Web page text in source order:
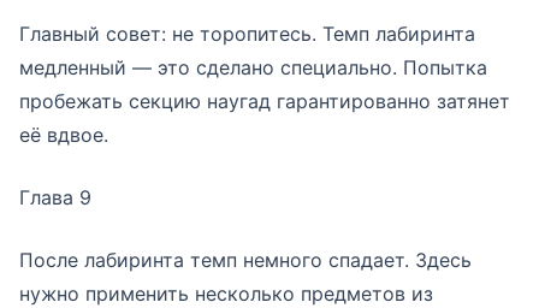
Главный совет: не торопитесь. Темп лабиринта
медленный — это сделано специально. Попытка
пробежать секцию наугад гарантированно затянет
её вдвое.
Глава 9
После лабиринта темп немного спадает. Здесь
нужно применить несколько предметов из